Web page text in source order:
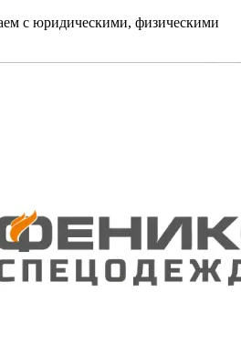
с юридическими, физическими